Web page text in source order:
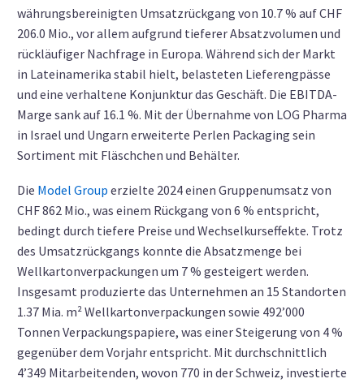
währungsbereinigten Umsatzrückgang von 10.7 % auf CHF
206.0 Mio., vor allem aufgrund tieferer Absatzvolumen und
rückläufiger Nachfrage in Europa. Während sich der Markt
in Lateinamerika stabil hielt, belasteten Lieferengpässe
und eine verhaltene Konjunktur das Geschäft. Die EBITDA-
Marge sank auf 16.1 %. Mit der Übernahme von LOG Pharma
in Israel und Ungarn erweiterte Perlen Packaging sein
Sortiment mit Fläschchen und Behälter.
Die Model Group erzielte 2024 einen Gruppenumsatz von
CHF 862 Mio., was einem Rückgang von 6 % entspricht,
bedingt durch tiefere Preise und Wechselkurseffekte. Trotz
des Umsatzrückgangs konnte die Absatzmenge bei
Wellkartonverpackungen um 7 % gesteigert werden.
Insgesamt produzierte das Unternehmen an 15 Standorten
1.37 Mia. m² Wellkartonverpackungen sowie 492’000
Tonnen Verpackungspapiere, was einer Steigerung von 4 %
gegenüber dem Vorjahr entspricht. Mit durchschnittlich
4’349 Mitarbeitenden, wovon 770 in der Schweiz, investierte